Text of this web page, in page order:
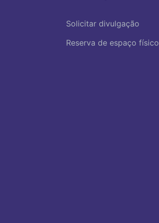
Solicitar divulgação
Reserva de espaço físico